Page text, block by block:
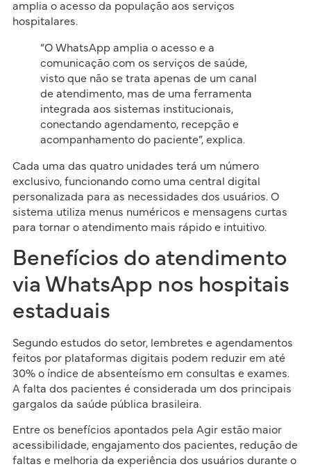
amplia o acesso da população aos serviços
hospitalares.
“O WhatsApp amplia o acesso e a
comunicação com os serviços de saúde,
visto que não se trata apenas de um canal
de atendimento, mas de uma ferramenta
integrada aos sistemas institucionais,
conectando agendamento, recepção e
acompanhamento do paciente”, explica.
Cada uma das quatro unidades terá um número
exclusivo, funcionando como uma central digital
personalizada para as necessidades dos usuários. O
sistema utiliza menus numéricos e mensagens curtas
para tornar o atendimento mais rápido e intuitivo.
Benefícios do atendimento
via WhatsApp nos hospitais
estaduais
Segundo estudos do setor, lembretes e agendamentos
feitos por plataformas digitais podem reduzir em até
30% o índice de absenteísmo em consultas e exames.
A falta dos pacientes é considerada um dos principais
gargalos da saúde pública brasileira.
Entre os benefícios apontados pela Agir estão maior
acessibilidade, engajamento dos pacientes, redução de
faltas e melhoria da experiência dos usuários durante o